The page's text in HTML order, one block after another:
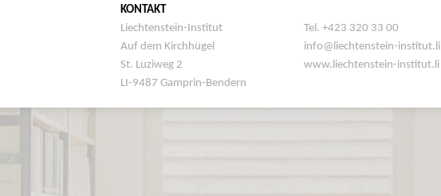
KONTAKT
Liechtenstein-Institut
Auf dem Kirchhügel
St. Luziweg 2
LI-9487 Gamprin-Bendern
Tel. +423 320 33 00
info@liechtenstein-institut.li
www.liechtenstein-institut.li